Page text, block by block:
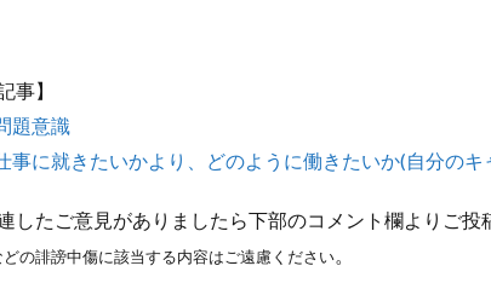
事】
題意識
事に就きたいかより、どのように働きたいか(自分のキ
したご意見がありましたら下部のコメント欄よりご投
の誹謗中傷に該当する内容はご遠慮ください。